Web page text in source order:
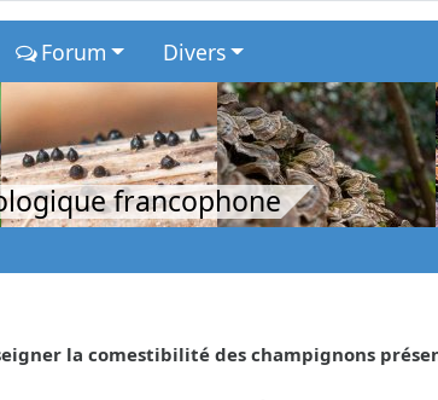
Forum Divers
francophone
la comestibilité des champignons